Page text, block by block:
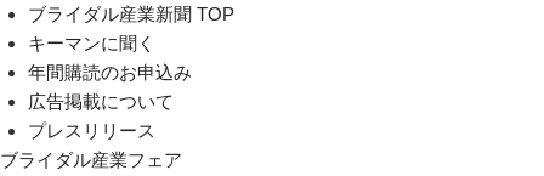
ブライダル産業新聞 TOP
キーマンに聞く
年間購読のお申込み
広告掲載について
プレスリリース
ブライダル産業フェア